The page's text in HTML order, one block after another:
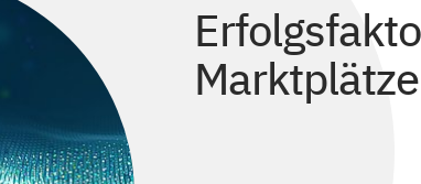
Marktplätze